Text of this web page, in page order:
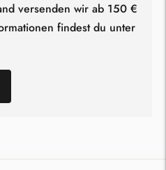
versenden wir ab 150 €
findest du unter